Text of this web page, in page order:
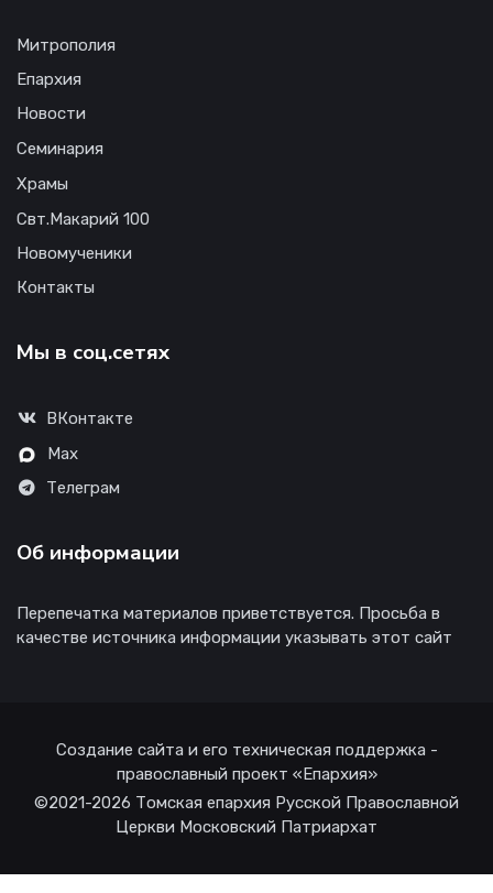
Митрополия
Епархия
Новости
Семинария
Храмы
Свт.Макарий 100
Новомученики
Контакты
Мы в соц.сетях
ВКонтакте
Max
Телеграм
Об информации
Перепечатка материалов приветствуется. Просьба в
качестве источника информации указывать этот сайт
Создание сайта и его техническая поддержка -
православный проект «Епархия»
©2021-2026 Томская епархия Русской Православной
Церкви Московский Патриархат